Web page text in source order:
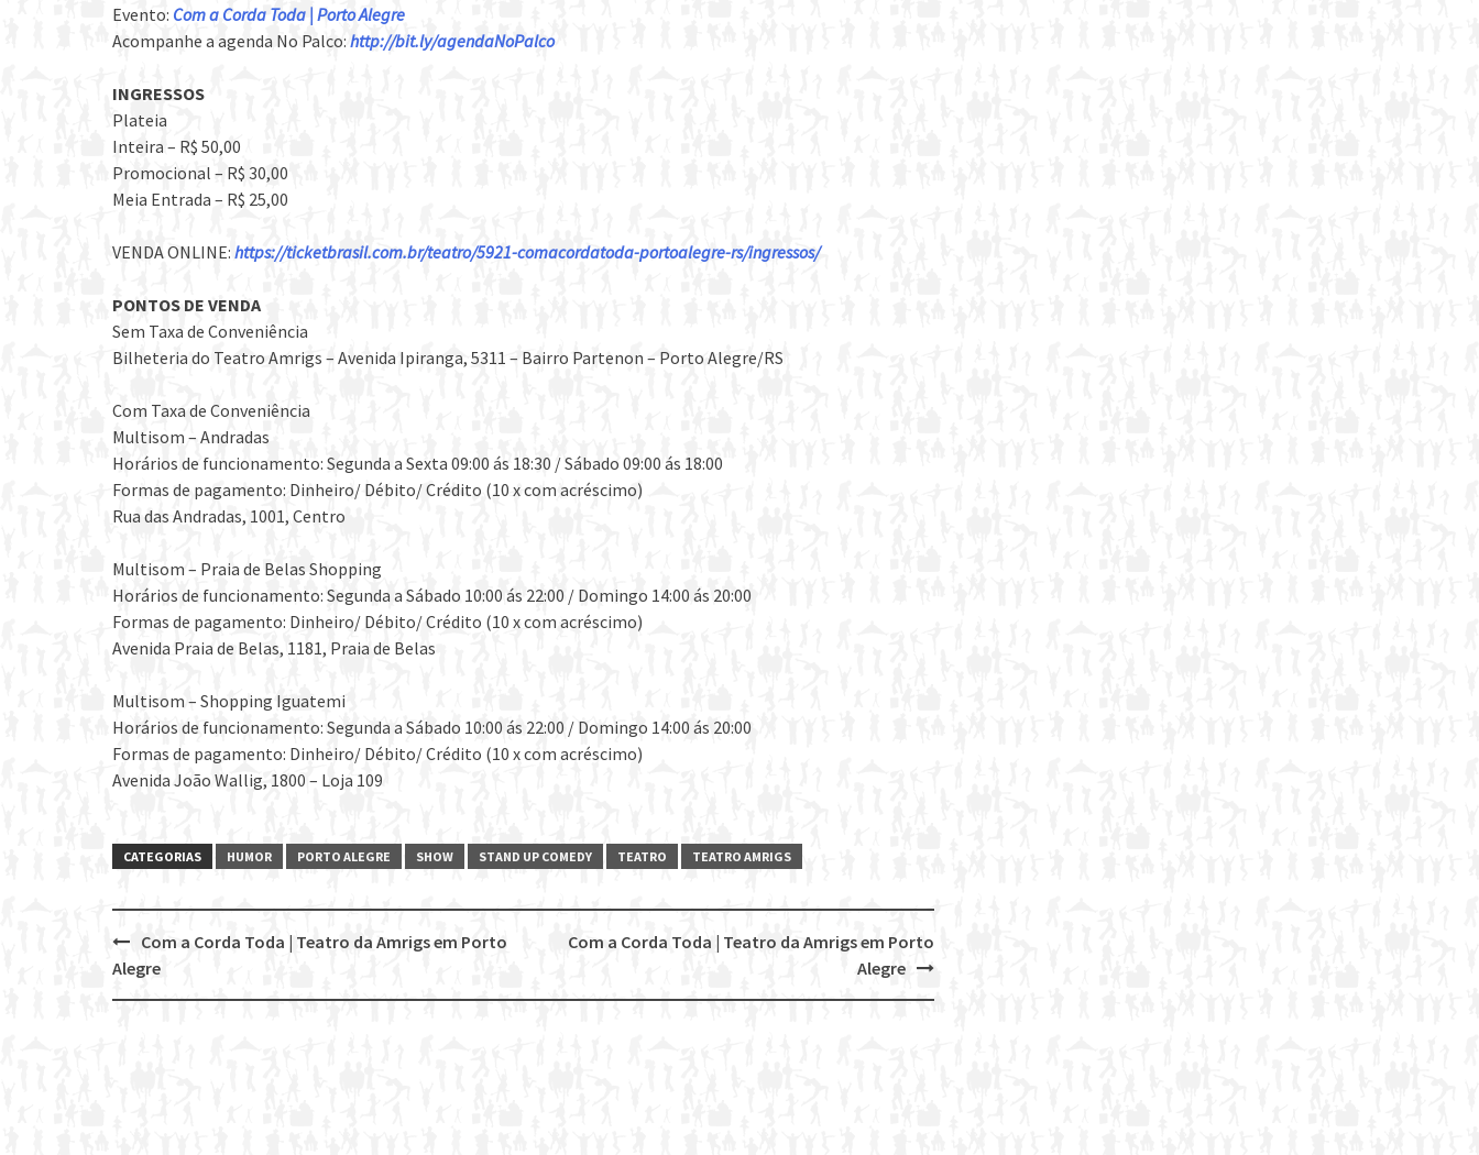
Evento: Com a Corda Toda | Porto Alegre
Acompanhe a agenda No Palco: http://bit.ly/agendaNoPalco
INGRESSOS
Plateia
Inteira – R$ 50,00
Promocional – R$ 30,00
Meia Entrada – R$ 25,00
VENDA ONLINE: https://ticketbrasil.com.br/teatro/5921-comacordatoda-portoalegre-rs/ingressos/
PONTOS DE VENDA
Sem Taxa de Conveniência
Bilheteria do Teatro Amrigs – Avenida Ipiranga, 5311 – Bairro Partenon – Porto Alegre/RS
Com Taxa de Conveniência
Multisom – Andradas
Horários de funcionamento: Segunda a Sexta 09:00 ás 18:30 / Sábado 09:00 ás 18:00
Formas de pagamento: Dinheiro/ Débito/ Crédito (10 x com acréscimo)
Rua das Andradas, 1001, Centro
Multisom – Praia de Belas Shopping
Horários de funcionamento: Segunda a Sábado 10:00 ás 22:00 / Domingo 14:00 ás 20:00
Formas de pagamento: Dinheiro/ Débito/ Crédito (10 x com acréscimo)
Avenida Praia de Belas, 1181, Praia de Belas
Multisom – Shopping Iguatemi
Horários de funcionamento: Segunda a Sábado 10:00 ás 22:00 / Domingo 14:00 ás 20:00
Formas de pagamento: Dinheiro/ Débito/ Crédito (10 x com acréscimo)
Avenida João Wallig, 1800 – Loja 109
CATEGORIAS HUMOR PORTO ALEGRE SHOW STAND UP COMEDY TEATRO TEATRO AMRIGS
Post
navigation
Com a Corda Toda | Teatro da Amrigs em Porto
Alegre
Com a Corda Toda | Teatro da Amrigs em Porto
Alegre